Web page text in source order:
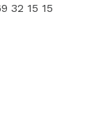
32 15 15